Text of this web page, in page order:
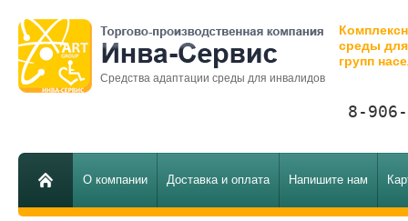
Средства адаптации среды для инвалидов
среды
групп
8-
О компании Доставка и оплата Напишите нам